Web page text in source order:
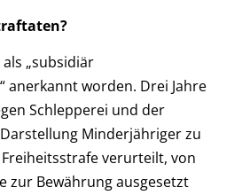
„subsidiär
anerkannt worden. Drei Jahre
Schlepperei und der
Minderjähriger zu
verurteilt, von
zur Bewährung ausgesetzt